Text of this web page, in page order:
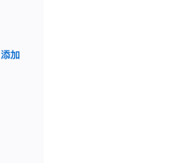
添加AppleCare+